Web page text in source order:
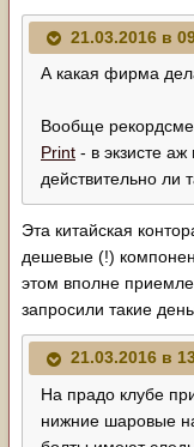
21.03.2016 в
А какая фирма
Вообще
Print - в экзисте
действительно ли
Эта китайская
дешевые (!)
этом вполне
запросили такие
21.03.2016 в
На прадо клубе
нижние шаровые